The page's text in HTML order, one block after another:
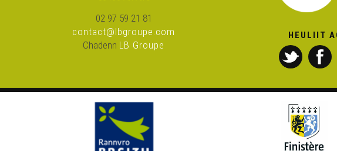
02 97 59 21 81
contact@lbgroupe.com
Chadenn LB Groupe
HEULIIT